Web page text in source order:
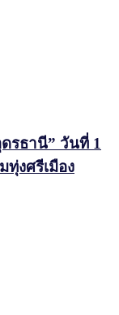
รธานี” วันที่ 1
ทุ่งศรีเมือง